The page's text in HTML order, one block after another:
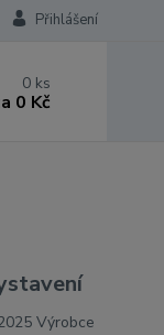
Přihlášení
0 ks
0 Kč
Výrobce